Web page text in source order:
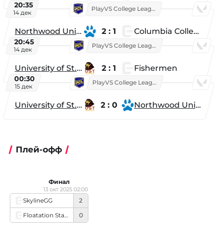
20:35
14 дек
PlayVS College League 2025: Fall
Northwood University 2 : 1 Columbia College
20:45
14 дек
PlayVS College League 2025: Fall
University of St. Thomas 2 : 1 Fishermen
00:30
15 дек
PlayVS College League 2025: Fall
University of St. Thomas 2 : 0 Northwood University
Плей-офф
SkylineGG
2
Floatation Station
0
13 окт 2025 02:00
Финал